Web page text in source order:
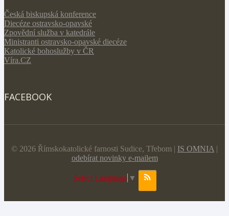
Česká biskupská konference
Diecéze ostravsko-opavské
Zpovědní služba v katedrále
Ministranti ostravsko-opavské diecéze
Katolické bohoslužby v ČR
Víra.CZ
FACEBOOK
© 2026 Římskokatolické farnosti Sudice, Třebom | IS OMNIA |
odebírat novinky e-mailem
Select Language ▼